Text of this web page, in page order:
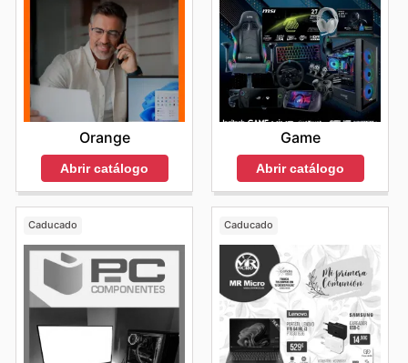
Orange
Abrir catálogo
Game
Abrir catálogo
Caducado Caducado